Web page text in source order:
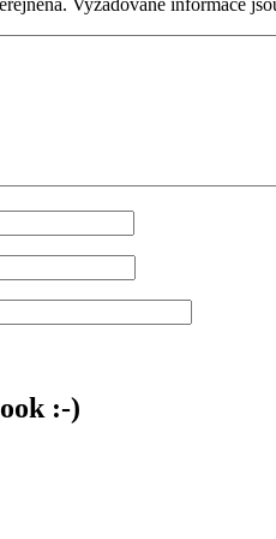
:-)